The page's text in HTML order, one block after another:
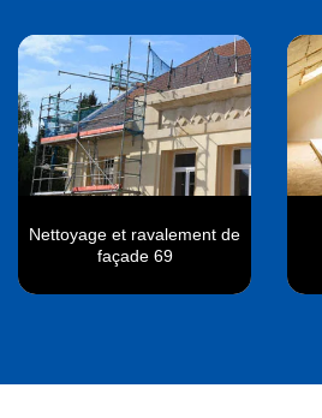
Nettoyage et ravalement de
façade 69